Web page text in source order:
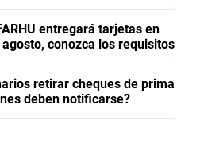
entregará tarjetas en
conozca los requisitos
retirar cheques de prima
deben notificarse?